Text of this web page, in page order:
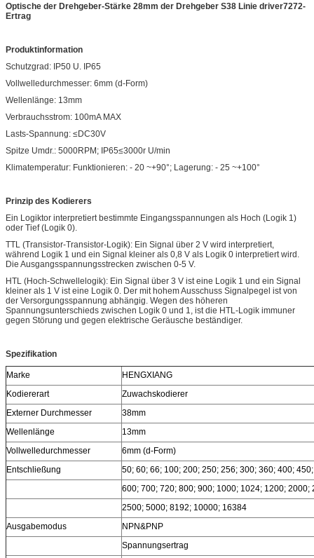
Optische der Drehgeber-Stärke 28mm der Drehgeber S38 Linie driver7272-
Ertrag
Produktinformation
Schutzgrad: IP50 U. IP65
Vollwelledurchmesser: 6mm (d-Form)
Wellenlänge: 13mm
Verbrauchsstrom: 100mA MAX
Lasts-Spannung: ≤DC30V
Spitze Umdr.: 5000RPM; IP65≤3000r U/min
Klimatemperatur: Funktionieren: - 20 ~+90°; Lagerung: - 25 ~+100°
Prinzip des Kodierers
Ein Logiktor interpretiert bestimmte Eingangsspannungen als Hoch (Logik 1)
oder Tief (Logik 0).
TTL (Transistor-Transistor-Logik): Ein Signal über 2 V wird interpretiert,
während Logik 1 und ein Signal kleiner als 0,8 V als Logik 0 interpretiert wird.
Die Ausgangsspannungsstrecken zwischen 0-5 V.
HTL (Hoch-Schwellelogik): Ein Signal über 3 V ist eine Logik 1 und ein Signal
kleiner als 1 V ist eine Logik 0. Der mit hohem Ausschuss Signalpegel ist von
der Versorgungsspannung abhängig. Wegen des höheren
Spannungsunterschieds zwischen Logik 0 und 1, ist die HTL-Logik immuner
gegen Störung und gegen elektrische Geräusche beständiger.
Spezifikation
Marke
HENGXIANG
Kodiererart
Zuwachskodierer
Externer Durchmesser
38mm
Wellenlänge
13mm
Vollwelledurchmesser
6mm (d-Form)
Entschließung
50; 60; 66; 100; 200; 250; 256; 300; 360; 400;
600; 700; 720; 800; 900; 1000; 1024; 1200; 2000;
2500; 5000; 8192; 10000; 16384
Ausgabemodus
NPN&PNP
Spannungsertrag